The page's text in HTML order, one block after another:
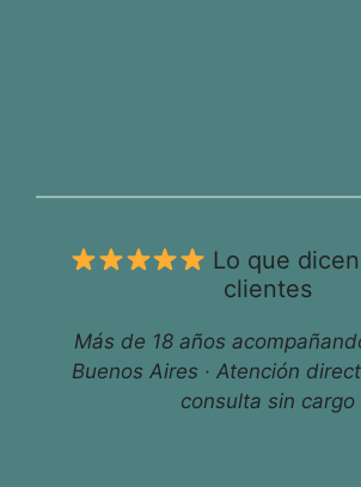
Lo que
clientes
Más de 18 años
Buenos Aires · Atención
consulta sin cargo